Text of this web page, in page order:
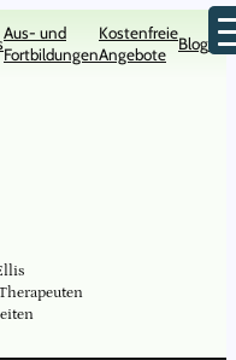
Aus- und
Fortbildungen
Kostenfreie
Angebote
Blog